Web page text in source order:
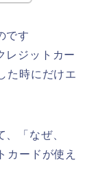
です
レジットカー
た時にだけエ
「なぜ、
カードが使え